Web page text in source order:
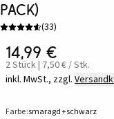
Pack)
(33)
14,99 €
2 Stück | 7,50 € / Stk.
inkl. MwSt., zzgl.
Farbe:smaragd+schwarz